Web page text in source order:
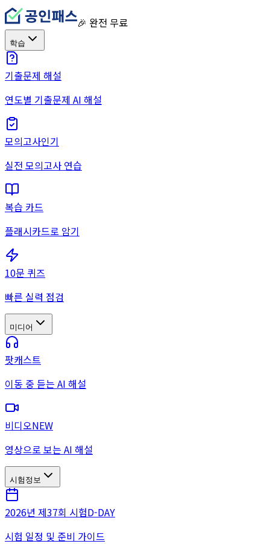
🎉 완전 무료
학습
기출문제 해설
연도별 기출문제 AI 해설
모의고사인기
실전 모의고사 연습
복습 카드
플래시카드로 암기
10문 퀴즈
빠른 실력 점검
미디어
팟캐스트
이동 중 듣는 AI 해설
비디오NEW
영상으로 보는 AI 해설
시험정보
2026년 제37회 시험D-DAY
시험 일정 및 준비 가이드